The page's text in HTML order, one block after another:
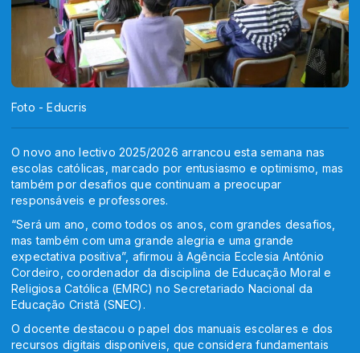
Foto - Educris
O novo ano lectivo 2025/2026 arrancou esta semana nas
escolas católicas, marcado por entusiasmo e optimismo, mas
também por desafios que continuam a preocupar
responsáveis e professores.
“Será um ano, como todos os anos, com grandes desafios,
mas também com uma grande alegria e uma grande
expectativa positiva”, afirmou à Agência Ecclesia António
Cordeiro, coordenador da disciplina de Educação Moral e
Religiosa Católica (EMRC) no Secretariado Nacional da
Educação Cristã (SNEC).
O docente destacou o papel dos manuais escolares e dos
recursos digitais disponíveis, que considera fundamentais